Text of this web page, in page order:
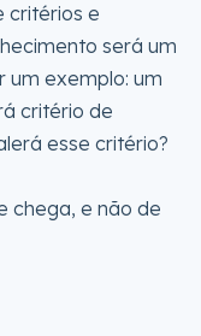
critérios e
será um
um exemplo: um
critério de
esse critério?
chega, e não de